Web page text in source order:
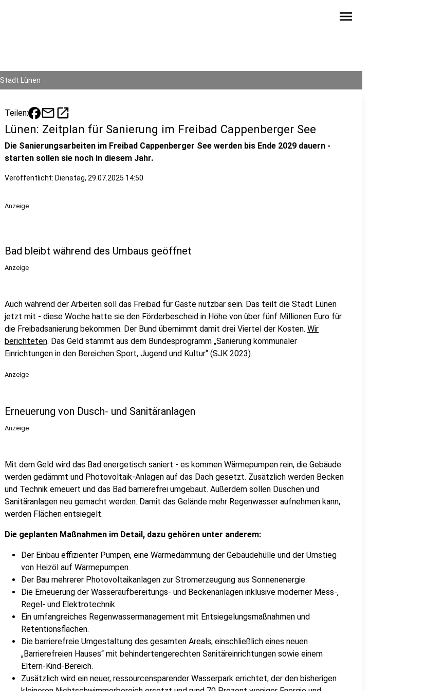
menu
Stadt Lünen
Teilen: mailopen_in_new
Lünen: Zeitplan für Sanierung im Freibad Cappenberger See
Die Sanierungsarbeiten im Freibad Cappenberger See werden bis Ende 2029 dauern -
starten sollen sie noch in diesem Jahr.
Veröffentlicht: Dienstag, 29.07.2025 14:50
Anzeige
Bad bleibt während des Umbaus geöffnet
Anzeige
Auch während der Arbeiten soll das Freibad für Gäste nutzbar sein. Das teilt die Stadt Lünen
jetzt mit - diese Woche hatte sie den Förderbescheid in Höhe von über fünf Millionen Euro für
die Freibadsanierung bekommen. Der Bund übernimmt damit drei Viertel der Kosten. Wir
berichteten. Das Geld stammt aus dem Bundesprogramm „Sanierung kommunaler
Einrichtungen in den Bereichen Sport, Jugend und Kultur“ (SJK 2023).
Anzeige
Erneuerung von Dusch- und Sanitäranlagen
Anzeige
Mit dem Geld wird das Bad energetisch saniert - es kommen Wärmepumpen rein, die Gebäude
werden gedämmt und Photovoltaik-Anlagen auf das Dach gesetzt. Zusätzlich werden Becken
und Technik erneuert und das Bad barrierefrei umgebaut. Außerdem sollen Duschen und
Sanitäranlagen neu gemacht werden. Damit das Gelände mehr Regenwasser aufnehmen kann,
werden Flächen entsiegelt.
Die geplanten Maßnahmen im Detail, dazu gehören unter anderem:
Der Einbau effizienter Pumpen, eine Wärmedämmung der Gebäudehülle und der Umstieg
von Heizöl auf Wärmepumpen.
Der Bau mehrerer Photovoltaikanlagen zur Stromerzeugung aus Sonnenenergie.
Die Erneuerung der Wasseraufbereitungs- und Beckenanlagen inklusive moderner Mess-,
Regel- und Elektrotechnik.
Ein umfangreiches Regenwassermanagement mit Entsiegelungsmaßnahmen und
Retentionsflächen.
Die barrierefreie Umgestaltung des gesamten Areals, einschließlich eines neuen
„Barrierefreien Hauses“ mit behindertengerechten Sanitäreinrichtungen sowie einem
Eltern-Kind-Bereich.
Zusätzlich wird ein neuer, ressourcensparender Wasserpark errichtet, der den bisherigen